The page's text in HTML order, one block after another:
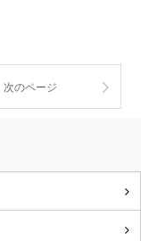
次のページ